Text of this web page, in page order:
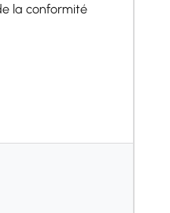
la conformité